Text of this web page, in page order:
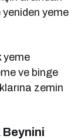
yeniden yeme
yeme
ve binge
zemin